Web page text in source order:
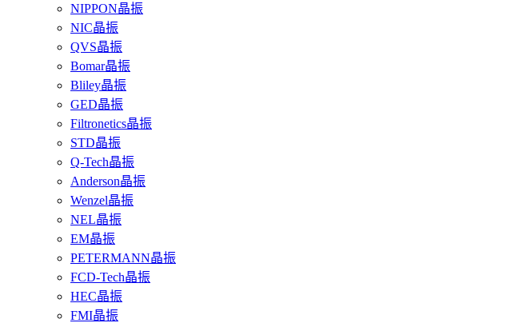
NIPPON晶振
NIC晶振
QVS晶振
Bomar晶振
Bliley晶振
GED晶振
Filtronetics晶振
STD晶振
Q-Tech晶振
Anderson晶振
Wenzel晶振
NEL晶振
EM晶振
PETERMANN晶振
FCD-Tech晶振
HEC晶振
FMI晶振